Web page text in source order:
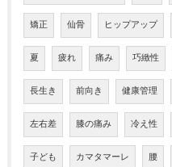
矯正 仙骨 ヒップアップ
夏 疲れ 痛み 巧緻性
長生き 前向き 健康管理
左右差 膝の痛み 冷え性
子ども カマタマーレ 腰